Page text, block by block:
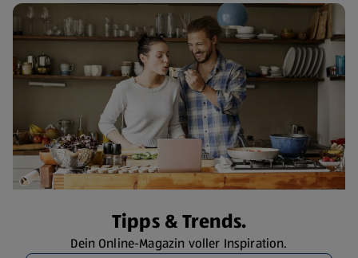
Tipps & Trends.
Dein Online-Magazin voller Inspiration.